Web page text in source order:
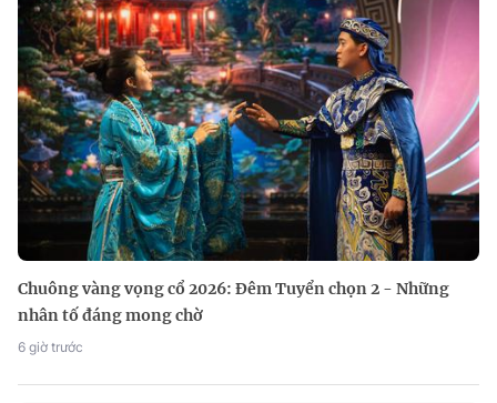
Chuông vàng vọng cổ 2026: Đêm Tuyển chọn 2 - Những
nhân tố đáng mong chờ
6 giờ trước